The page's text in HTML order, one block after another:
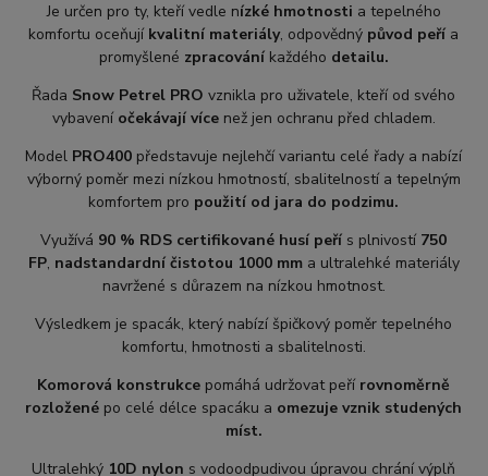
Je určen pro ty, kteří vedle nízké hmotnosti a tepelného
komfortu oceňují kvalitní materiály, odpovědný původ peří a
promyšlené zpracování každého detailu.
Řada Snow Petrel PRO vznikla pro uživatele, kteří od svého
vybavení očekávají vícenež jen ochranu před chladem.
Model PRO400 představuje nejlehčí variantu celé řady a nabízí
výborný poměr mezi nízkou hmotností, sbalitelností a tepelným
komfortem pro použití od jara do podzimu.
Využívá 90 % RDS certifikované husí peří s plnivostí 750
FP, nadstandardní čistotou 1000 mma ultralehké materiály
navržené s důrazem na nízkou hmotnost.
Výsledkem je spacák, který nabízí špičkový poměr tepelného
komfortu, hmotnosti a sbalitelnosti.
Komorová konstrukce pomáhá udržovat peřírovnoměrně
rozložené po celé délce spacáku a omezuje vznik studených
míst.
Ultralehký 10D nylon s vodoodpudivou úpravou chrání výplň